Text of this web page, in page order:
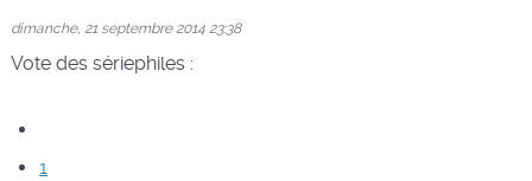
dimanche, 21 septembre 2014 23:38
Vote des sériephiles :
1